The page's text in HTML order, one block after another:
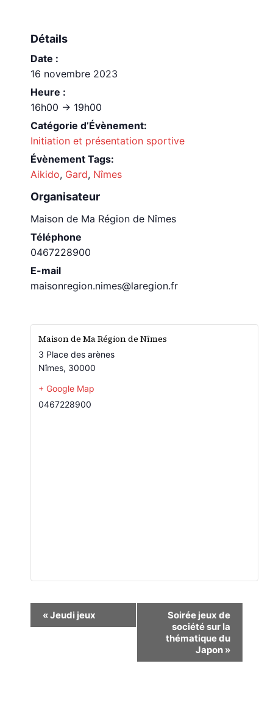
Détails
Date :
16 novembre 2023
Heure :
16h00 -> 19h00
Catégorie d’Évènement:
Initiation et présentation sportive
Évènement Tags:
Aikido, Gard, Nîmes
Organisateur
Maison de Ma Région de Nîmes
Téléphone
0467228900
E-mail
maisonregion.nimes@laregion.fr
Maison de Ma Région de Nîmes
3 Place des arènes
Nîmes, 30000
+ Google Map
0467228900
Navigation
«Jeudi jeux
Soirée jeux de
société sur la
thématique du
Japon »